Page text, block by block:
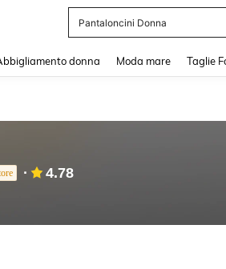
Pantaloncini Donna
donna Moda mare Taglie
4.78